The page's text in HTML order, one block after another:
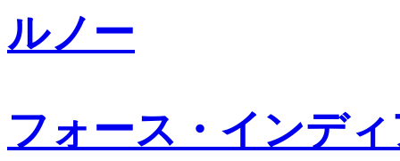
ルノー
フォース・インデ